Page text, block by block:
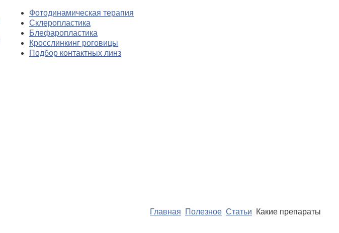
Фотодинамическая терапия
Склеропластика
Блефаропластика
Кросслинкинг роговицы
Подбор контактных линз
Главная Полезное Статьи
Какие препараты